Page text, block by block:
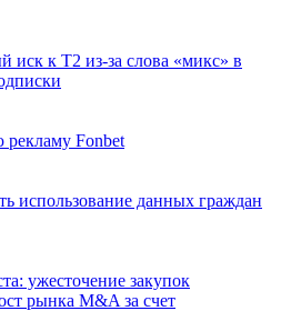
иск к Т2 из-за слова «микс» в
Fonbet
использование данных граждан
ужесточение закупок
рынка M&A за счет